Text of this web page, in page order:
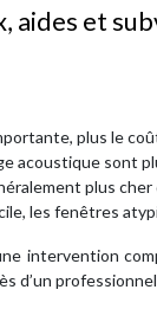
aides et
plus le
acoustique sont
plus cher
les fenêtres
intervention
d’un